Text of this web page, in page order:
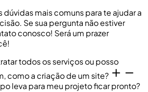
dúvidas mais comuns para te ajudar a
Se sua pergunta não estiver
conosco! Será um prazer
todos os serviços ou posso
como a criação de um site?
leva para meu projeto ficar pronto?